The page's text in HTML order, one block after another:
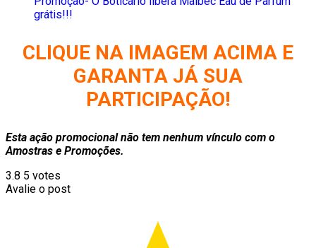
grátis!!!
CLIQUE NA IMAGEM ACIMA E
GARANTA JÁ SUA
PARTICIPAÇÃO!
Esta ação promocional não tem nenhum vínculo com o
Amostras e Promoções.
3.8 5 votes
Avalie o post